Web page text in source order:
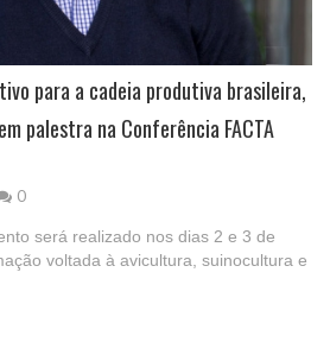
para a cadeia produtiva brasileira,
palestra na Conferência FACTA
0
será realizado nos dias 2 e 3 de
voltada à avicultura, suinocultura e